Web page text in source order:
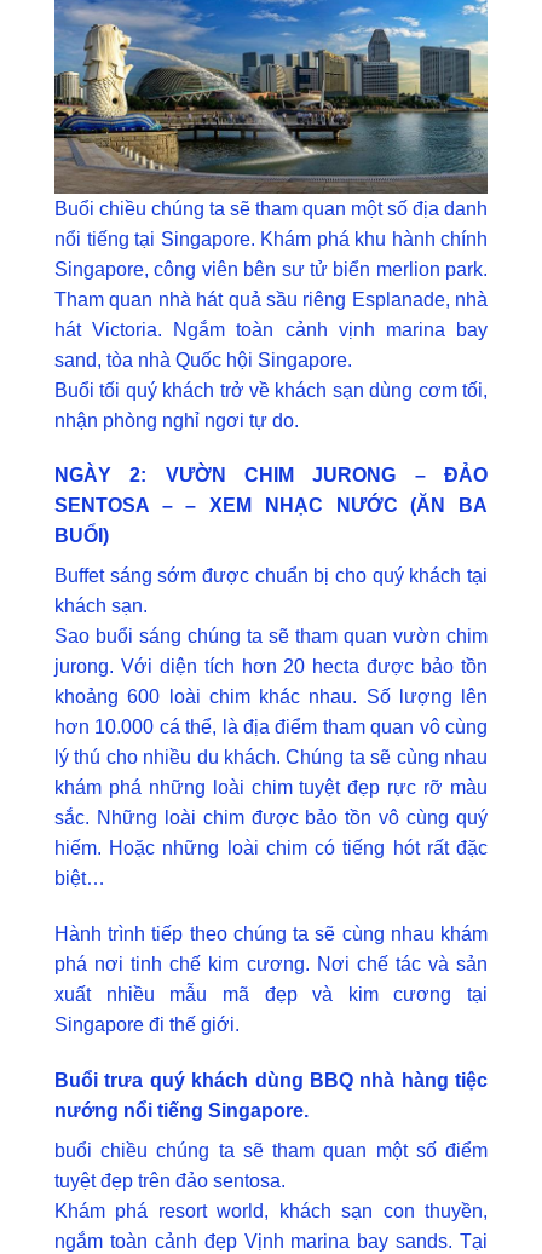
Buổi chiều chúng ta sẽ tham quan một số địa danh
nổi tiếng tại Singapore. Khám phá khu hành chính
Singapore, công viên bên sư tử biển merlion park.
Tham quan nhà hát quả sầu riêng Esplanade, nhà
hát Victoria. Ngắm toàn cảnh vịnh marina bay
sand, tòa nhà Quốc hội Singapore.
Buổi tối quý khách trở về khách sạn dùng cơm tối,
nhận phòng nghỉ ngơi tự do.
NGÀY 2: VƯỜN CHIM JURONG – ĐẢO
SENTOSA – – XEM NHẠC NƯỚC (ĂN BA
BUỔI)
Buffet sáng sớm được chuẩn bị cho quý khách tại
khách sạn.
Sao buổi sáng chúng ta sẽ tham quan vườn chim
jurong. Với diện tích hơn 20 hecta được bảo tồn
khoảng 600 loài chim khác nhau. Số lượng lên
hơn 10.000 cá thể, là địa điểm tham quan vô cùng
lý thú cho nhiều du khách. Chúng ta sẽ cùng nhau
khám phá những loài chim tuyệt đẹp rực rỡ màu
sắc. Những loài chim được bảo tồn vô cùng quý
hiếm. Hoặc những loài chim có tiếng hót rất đặc
biệt…
Hành trình tiếp theo chúng ta sẽ cùng nhau khám
phá nơi tinh chế kim cương. Nơi chế tác và sản
xuất nhiều mẫu mã đẹp và kim cương tại
Singapore đi thế giới.
Buổi trưa quý khách dùng BBQ nhà hàng tiệc
nướng nổi tiếng Singapore.
buổi chiều chúng ta sẽ tham quan một số điểm
tuyệt đẹp trên đảo sentosa.
Khám phá resort world, khách sạn con thuyền,
ngắm toàn cảnh đẹp Vịnh marina bay sands. Tại